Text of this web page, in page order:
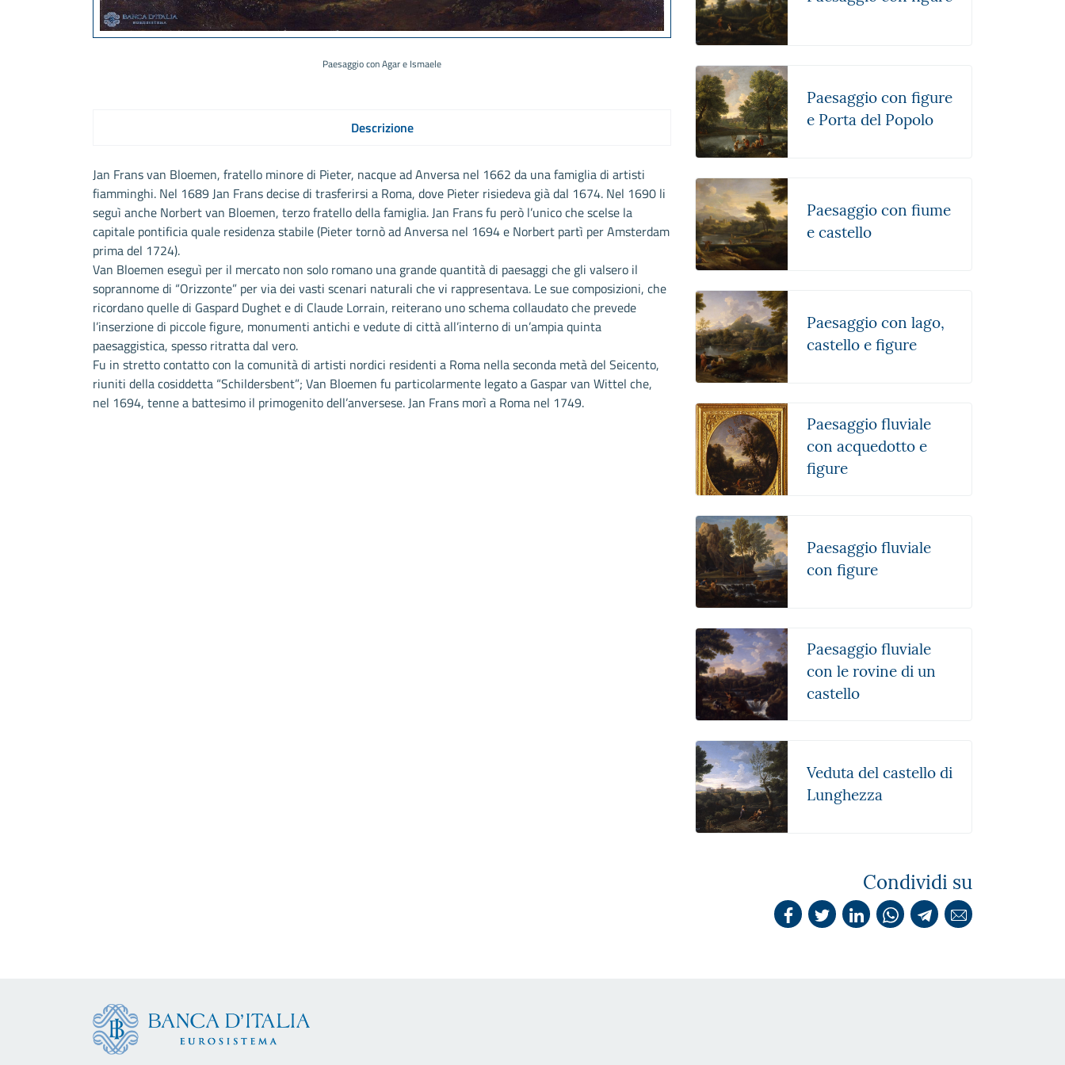
Paesaggio con Agar e Ismaele
Descrizione
Jan Frans van Bloemen, fratello minore di Pieter, nacque ad Anversa nel 1662 da una famiglia di artisti
fiamminghi. Nel 1689 Jan Frans decise di trasferirsi a Roma, dove Pieter risiedeva già dal 1674. Nel 1690 li
seguì anche Norbert van Bloemen, terzo fratello della famiglia. Jan Frans fu però l’unico che scelse la
capitale pontificia quale residenza stabile (Pieter tornò ad Anversa nel 1694 e Norbert partì per Amsterdam
prima del 1724).
Van Bloemen eseguì per il mercato non solo romano una grande quantità di paesaggi che gli valsero il
soprannome di “Orizzonte” per via dei vasti scenari naturali che vi rappresentava. Le sue composizioni, che
ricordano quelle di Gaspard Dughet e di Claude Lorrain, reiterano uno schema collaudato che prevede
l’inserzione di piccole figure, monumenti antichi e vedute di città all’interno di un’ampia quinta
paesaggistica, spesso ritratta dal vero.
Fu in stretto contatto con la comunità di artisti nordici residenti a Roma nella seconda metà del Seicento,
riuniti della cosiddetta “Schildersbent”; Van Bloemen fu particolarmente legato a Gaspar van Wittel che,
nel 1694, tenne a battesimo il primogenito dell’anversese. Jan Frans morì a Roma nel 1749.
Paesaggio con figure
e Porta del Popolo
Paesaggio con fiume
e castello
Paesaggio con lago,
castello e figure
Paesaggio fluviale
con acquedotto e
figure
Paesaggio fluviale
con figure
Paesaggio fluviale
con le rovine di un
castello
Veduta del castello di
Lunghezza
Condividi su